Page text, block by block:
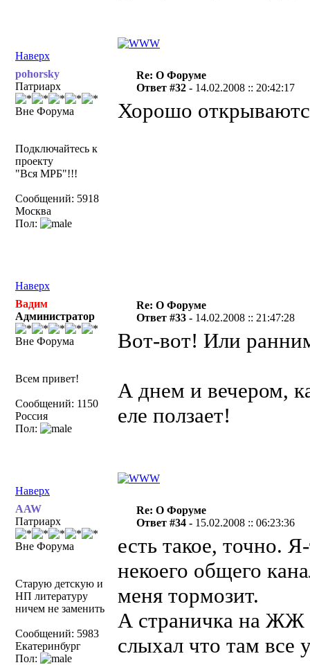
Наверх
pohorsky
Патриарх
Вне Форума
Подключайтесь к
проекту
"Вся МРБ"!!!
Сообщений: 5918
Москва
Пол:
Re: О Форуме
Ответ #32 - 14.02.2008 :: 20:42:17
Хорошо
Наверх
Вадим
Администратор
Вне Форума
Всем привет!
Сообщений: 1150
Россия
Пол:
Re: О Форуме
Ответ #33 - 14.02.2008 :: 21:47:28
Вот-вот! Или
А днем и вечером,
еле ползает!
Наверх
AAW
Патриарх
Вне Форума
Старую детскую и
НП литературу
ничем не заменить
Сообщений: 5983
Екатеринбург
Пол:
Re: О Форуме
Ответ #34 - 15.02.2008 :: 06:23:36
есть такое, точно.
некоего общего
меня тормозит.
А страничка на ЖЖ
слыхал что там все